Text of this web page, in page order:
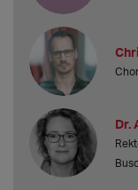
Dr.